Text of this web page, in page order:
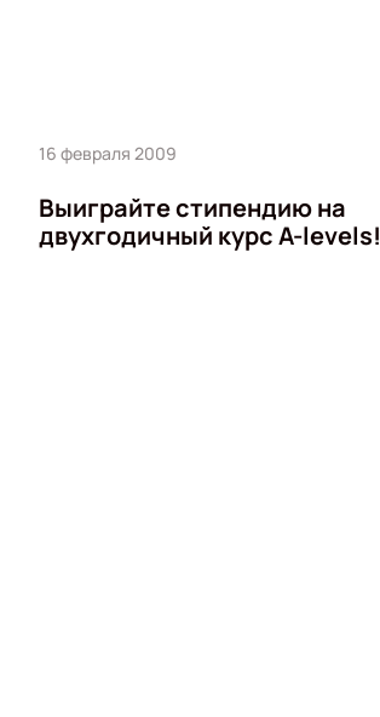
16 февраля 2009
Выиграйте стипендию на
двухгодичный курс A-levels!